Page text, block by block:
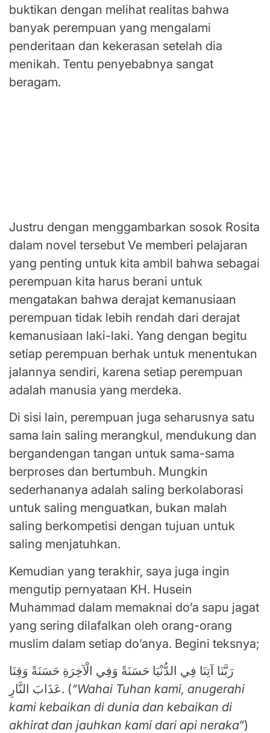
buktikan dengan melihat realitas bahwa
banyak perempuan yang mengalami
penderitaan dan kekerasan setelah dia
menikah. Tentu penyebabnya sangat
beragam.
Justru dengan menggambarkan sosok Rosita
dalam novel tersebut Ve memberi pelajaran
yang penting untuk kita ambil bahwa sebagai
perempuan kita harus berani untuk
mengatakan bahwa derajat kemanusiaan
perempuan tidak lebih rendah dari derajat
kemanusiaan laki-laki. Yang dengan begitu
setiap perempuan berhak untuk menentukan
jalannya sendiri, karena setiap perempuan
adalah manusia yang merdeka.
Di sisi lain, perempuan juga seharusnya satu
sama lain saling merangkul, mendukung dan
bergandengan tangan untuk sama-sama
berproses dan bertumbuh. Mungkin
sederhananya adalah saling berkolaborasi
untuk saling menguatkan, bukan malah
saling berkompetisi dengan tujuan untuk
saling menjatuhkan.
Kemudian yang terakhir, saya juga ingin
mengutip pernyataan KH. Husein
Muhammad dalam memaknai do’a sapu jagat
yang sering dilafalkan oleh orang-orang
muslim dalam setiap do’anya. Begini teksnya;
رَبَّنَا آتِنَا فِي الدُّنْيَا حَسَنَةً وَفِي الْآخِرَةِ حَسَنَةً وَقِنَا
عَذَابَ النَّارِ. (“Wahai Tuhan kami, anugerahi
kami kebaikan di dunia dan kebaikan di
akhirat dan jauhkan kami dari api neraka”)